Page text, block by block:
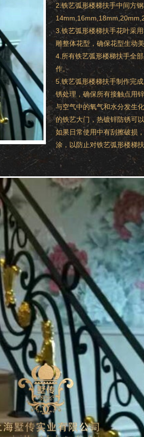
2.铁艺弧形楼梯扶手中间方
3.铁艺弧形楼梯扶手花叶采
雕整体花型，确保花型生动
4.所有铁艺弧形楼梯扶手全
作。
5.铁艺弧形楼梯扶手制作完
锈处理，确保所有接触点用
与空气中的氧气和水分发生
的铁艺大门，热镀锌防锈可
如果日常使用中有刮擦破损
涂，以防止对铁艺弧形楼梯扶